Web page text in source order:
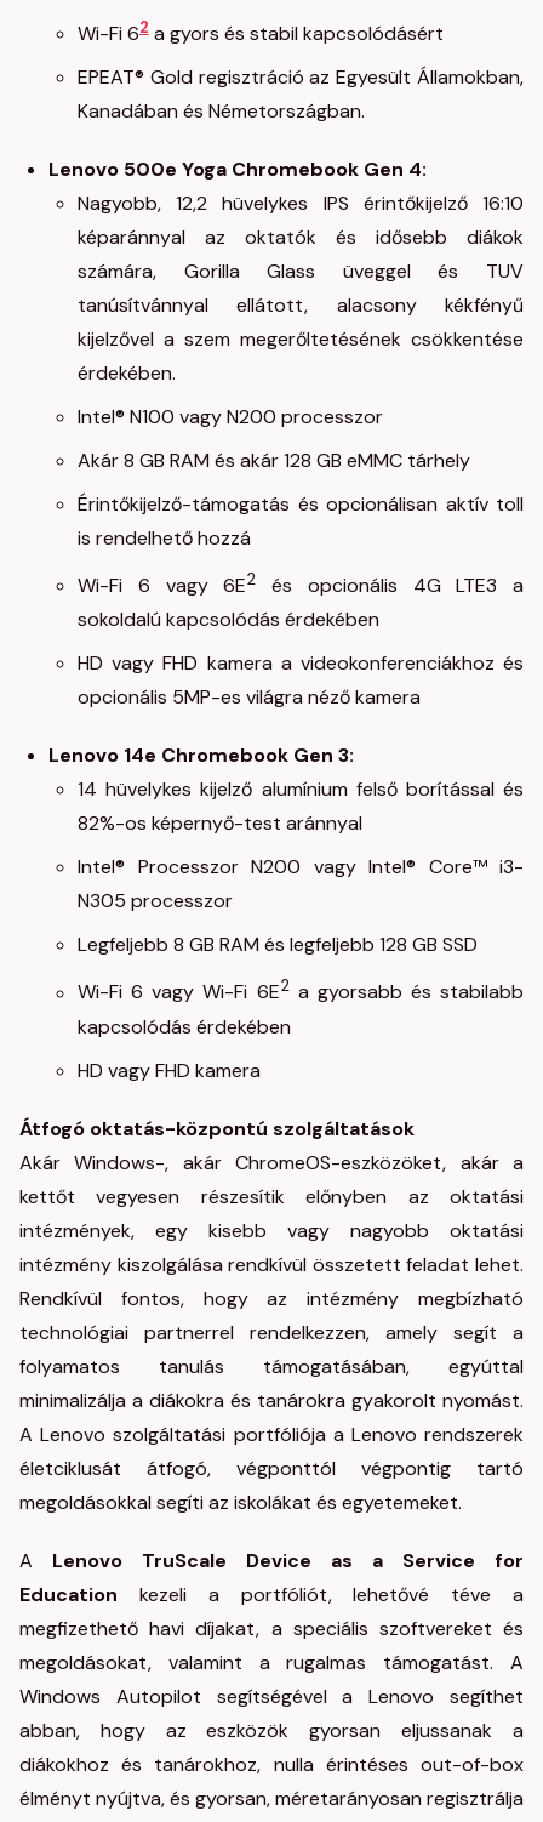
Wi-Fi 62 a gyors és stabil kapcsolódásért
EPEAT® Gold regisztráció az Egyesült Államokban,
Kanadában és Németországban.
Lenovo 500e Yoga Chromebook Gen 4:
Nagyobb, 12,2 hüvelykes IPS érintőkijelző 16:10
képaránnyal az oktatók és idősebb diákok
számára, Gorilla Glass üveggel és TUV
tanúsítvánnyal ellátott, alacsony kékfényű
kijelzővel a szem megerőltetésének csökkentése
érdekében.
Intel® N100 vagy N200 processzor
Akár 8 GB RAM és akár 128 GB eMMC tárhely
Érintőkijelző-támogatás és opcionálisan aktív toll
is rendelhető hozzá
Wi-Fi 6 vagy 6E2
és opcionális 4G LTE3 a
sokoldalú kapcsolódás érdekében
HD vagy FHD kamera a videokonferenciákhoz és
opcionális 5MP-es világra néző kamera
Lenovo 14e Chromebook Gen 3:
14 hüvelykes kijelző alumínium felső borítással és
82%-os képernyő-test aránnyal
Intel® Processzor N200 vagy Intel® Core™ i3-
N305 processzor
Legfeljebb 8 GB RAM és legfeljebb 128 GB SSD
Wi-Fi 6 vagy Wi-Fi 6E2a gyorsabb és stabilabb
kapcsolódás érdekében
HD vagy FHD kamera
Átfogó oktatás-központú szolgáltatások
Akár Windows-, akár ChromeOS-eszközöket, akár a
kettőt vegyesen részesítik előnyben az oktatási
intézmények, egy kisebb vagy nagyobb oktatási
intézmény kiszolgálása rendkívül összetett feladat lehet.
Rendkívül fontos, hogy az intézmény megbízható
technológiai partnerrel rendelkezzen, amely segít a
folyamatos tanulás támogatásában, egyúttal
minimalizálja a diákokra és tanárokra gyakorolt nyomást.
A Lenovo szolgáltatási portfóliója a Lenovo rendszerek
életciklusát átfogó, végponttól végpontig tartó
megoldásokkal segíti az iskolákat és egyetemeket.
A Lenovo TruScale Device as a Service for
Education kezeli a portfóliót, lehetővé téve a
megfizethető havi díjakat, a speciális szoftvereket és
megoldásokat, valamint a rugalmas támogatást. A
Windows Autopilot segítségével a Lenovo segíthet
abban, hogy az eszközök gyorsan eljussanak a
diákokhoz és tanárokhoz, nulla érintéses out-of-box
élményt nyújtva, és gyorsan, méretarányosan regisztrálja